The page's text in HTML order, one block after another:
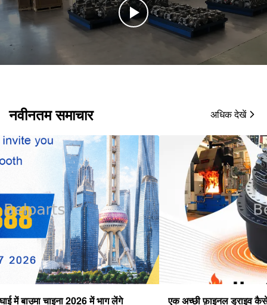
नवीनतम समाचार अधिक देखें
एक अच्छी फ़ाइनल ड्राइव कैसे चुनें?